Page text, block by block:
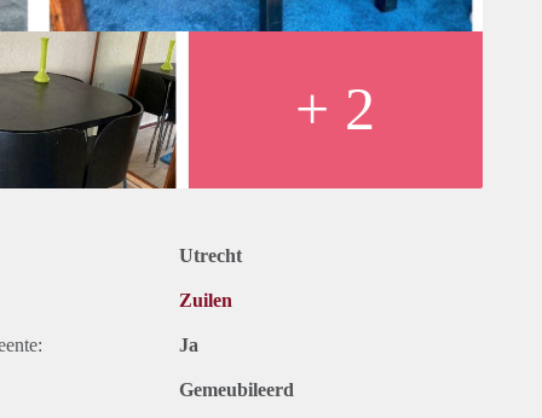
+ 2
Utrecht
Zuilen
Ja
Gemeubileerd